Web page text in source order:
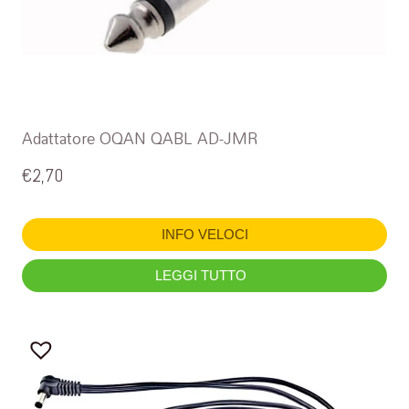
Adattatore OQAN QABL AD-JMR
€2,70
INFO VELOCI
LEGGI TUTTO